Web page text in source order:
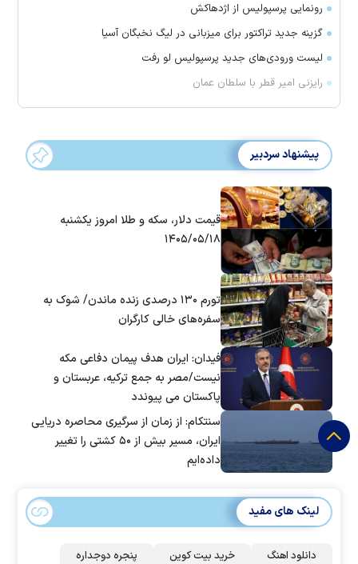
رونمایی پرسپولیس از اژدهاکش
گزینه جدید تراکتور برای میزبانی در لیگ نخبگان آسیا
لیست ورودی‌های جدید پرسپولیس لو رفت
رایزنی امیر قطر با سلطان عمان
پیشنهاد سردبیر
قیمت دلار، سکه و طلا امروز یکشنبه
۱۴۰۵/۰۵/۱۸
تورم ۱۳۰ درصدی زنده ماندن/ شوک به
سفره‌های خالی کارگران
فیدان: ایران هدف پیمان دفاعی مکه
نیست/مصر به جمع ترکیه، عربستان و
پاکستان می پیوندد
سنتکام: از زمان از سرگیری محاصره دریایی
ایران، مسیر بیش از ۵۰ کشتی را تغییر
داده‌ایم
لینک های مفید
دانلود اهنگ خرید بیت کوین پنجره دوجداره